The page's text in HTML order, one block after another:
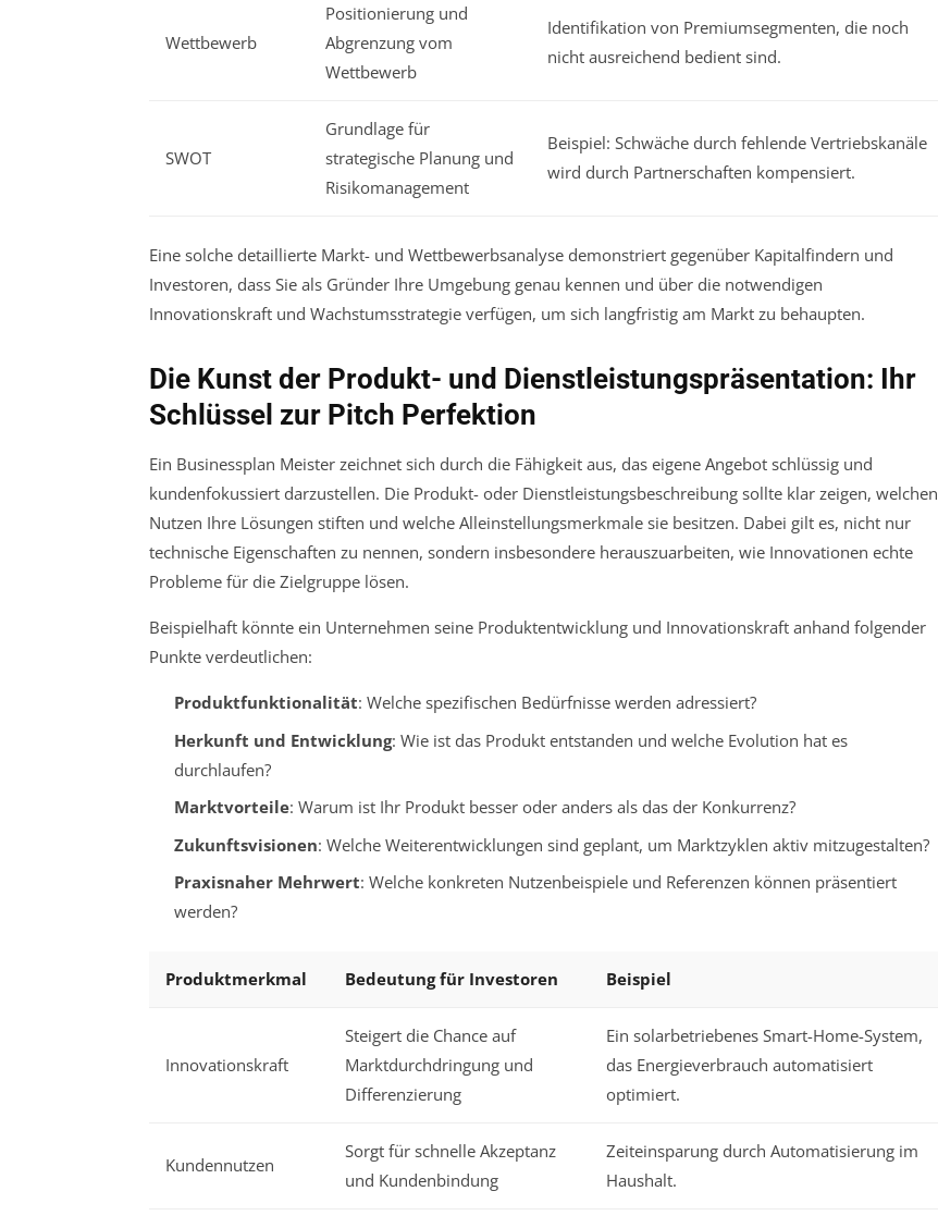
Wettbewerb
Positionierung und
Abgrenzung vom
Wettbewerb
Identifikation von Premiumsegmenten, die noch
nicht ausreichend bedient sind.
SWOT
Grundlage für
strategische Planung und
Risikomanagement
Beispiel: Schwäche durch fehlende Vertriebskanäle
wird durch Partnerschaften kompensiert.
Eine solche detaillierte Markt- und Wettbewerbsanalyse demonstriert gegenüber Kapitalfindern und
Investoren, dass Sie als Gründer Ihre Umgebung genau kennen und über die notwendigen
Innovationskraft und Wachstumsstrategie verfügen, um sich langfristig am Markt zu behaupten.
Die Kunst der Produkt- und Dienstleistungspräsentation: Ihr
Schlüssel zur Pitch Perfektion
Ein Businessplan Meister zeichnet sich durch die Fähigkeit aus, das eigene Angebot schlüssig und
kundenfokussiert darzustellen. Die Produkt- oder Dienstleistungsbeschreibung sollte klar zeigen, welchen
Nutzen Ihre Lösungen stiften und welche Alleinstellungsmerkmale sie besitzen. Dabei gilt es, nicht nur
technische Eigenschaften zu nennen, sondern insbesondere herauszuarbeiten, wie Innovationen echte
Probleme für die Zielgruppe lösen.
Beispielhaft könnte ein Unternehmen seine Produktentwicklung und Innovationskraft anhand folgender
Punkte verdeutlichen:
Produktfunktionalität: Welche spezifischen Bedürfnisse werden adressiert?
Herkunft und Entwicklung: Wie ist das Produkt entstanden und welche Evolution hat es
durchlaufen?
Marktvorteile: Warum ist Ihr Produkt besser oder anders als das der Konkurrenz?
Zukunftsvisionen: Welche Weiterentwicklungen sind geplant, um Marktzyklen aktiv mitzugestalten?
Praxisnaher Mehrwert: Welche konkreten Nutzenbeispiele und Referenzen können präsentiert
werden?
Produktmerkmal Bedeutung für Investoren Beispiel
Innovationskraft
Steigert die Chance auf
Marktdurchdringung und
Differenzierung
Ein solarbetriebenes Smart-Home-System,
das Energieverbrauch automatisiert
optimiert.
Kundennutzen
Sorgt für schnelle Akzeptanz
und Kundenbindung
Zeiteinsparung durch Automatisierung im
Haushalt.